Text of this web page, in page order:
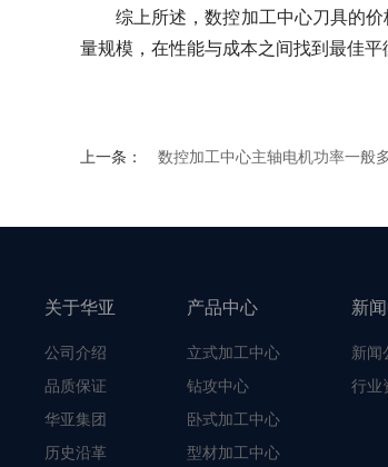
综上所述，数控加工中心刀具的
量规模，在性能与成本之间找到最佳平
上一条： 数控加工中心主轴电机功率一般
关于华亚
公司介绍
品质保证
华亚集团
历史沿革
产品中心
立式加工中心
钻攻中心
卧式加工中心
型材加工中心
新
新闻
行业